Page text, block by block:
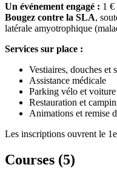
Un événement engagé : 1 €
Bougez contre la SLA,
latérale amyotrophique
Services sur place :
Vestiaires, douches et
Assistance médicale
Parking vélo et voiture
Restauration et
Animations et remise
Les inscriptions ouvrent le
Courses (5)